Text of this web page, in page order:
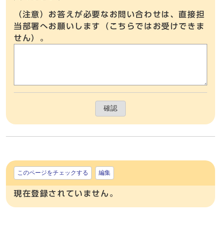
（注意）お答えが必要なお問い合わせは、直接担
当部署へお願いします（こちらではお受けできま
せん）。
確認
このページをチェックする 編集
現在登録されていません。